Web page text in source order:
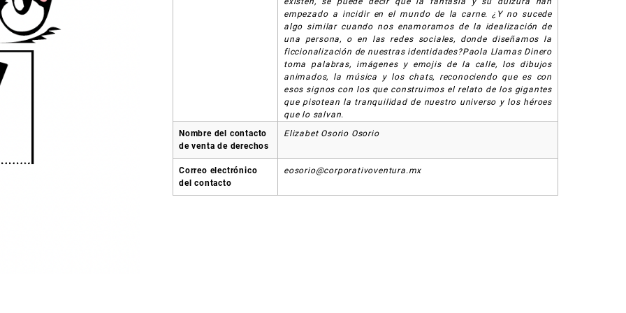
empezado a incidir en el mundo de la carne. ¿Y no sucede
algo similar cuando nos enamoramos de la idealización de
una persona, o en las redes sociales, donde diseñamos la
ficcionalización de nuestras identidades?Paola Llamas Dinero
toma palabras, imágenes y emojis de la calle, los dibujos
animados, la música y los chats, reconociendo que es con
esos signos con los que construimos el relato de los gigantes
que pisotean la tranquilidad de nuestro universo y los héroes
que lo salvan.
Nombre del contacto
de venta de derechos
Elizabet Osorio Osorio
Correo electrónico
del contacto
eosorio@corporativoventura.mx